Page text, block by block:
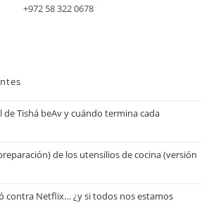
+972 58 322 0678
de Tishá beAv y cuándo termina cada
de los utensilios de cocina (versión
contra Netflix… ¿y si todos nos estamos